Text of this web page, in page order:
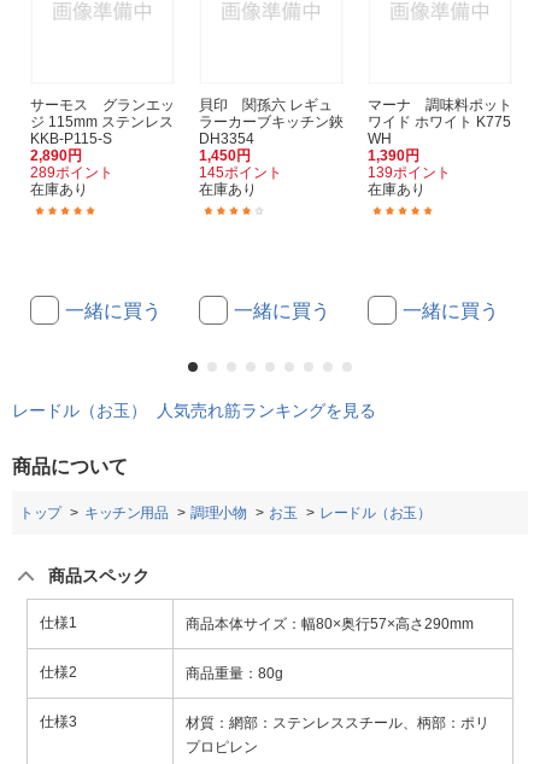
サーモス グランエッ
ジ 115mm ステンレス
KKB-P115-S
2,890円
289ポイント
在庫あり
一緒に買う
貝印 関孫六 レギュ
ラーカーブキッチン鋏
DH3354
1,450円
145ポイント
在庫あり
一緒に買う
マーナ 調味料ポット
ワイド ホワイト K775
WH
1,390円
139ポイント
在庫あり
一緒に買う
レードル（お玉） 人気売れ筋ランキングを見る
商品について
トップ キッチン用品 調理小物 お玉 レードル（お玉）
商品スペック
仕様1 商品本体サイズ：幅80×奥行57×高さ290mm
仕様2 商品重量：80g
仕様3
材質：網部：ステンレススチール、柄部：ポリ
プロピレン